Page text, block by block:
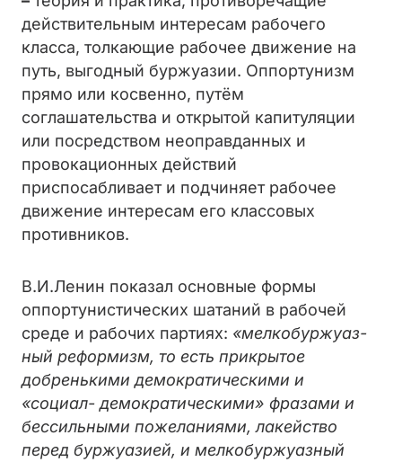
действительным интересам рабочего
класса, толкающие рабочее движение на
путь, выгодный буржуазии. Оппортунизм
прямо или косвенно, путём
соглашательства и открытой капитуляции
или посредством неоправданных и
провокационных действий
приспосабливает и подчиняет рабочее
движение интересам его классовых
противников.
В.И.Ленин показал основные формы
оппортунистических шатаний в рабочей
среде и рабочих партиях: «мелкобуржуаз­
ный реформизм, то есть прикрытое
добренькими демократическими и
«социал- демократически­ми» фразами и
бессильными пожеланиями, ла­кейство
перед буржуазией, и мелкобуржуаз­ный